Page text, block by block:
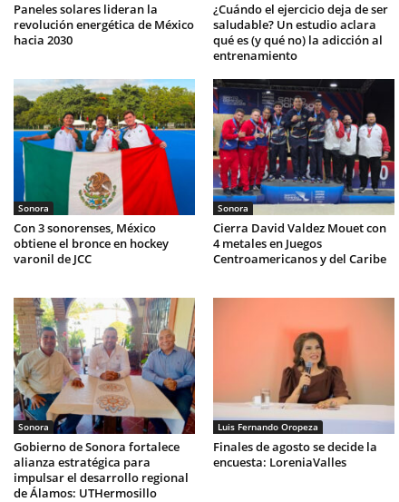
Paneles solares lideran la
revolución energética de México
hacia 2030
¿Cuándo el ejercicio deja de ser
saludable? Un estudio aclara
qué es (y qué no) la adicción al
entrenamiento
Sonora
Con 3 sonorenses, México
obtiene el bronce en hockey
varonil de JCC
Sonora
Cierra David Valdez Mouet con
4 metales en Juegos
Centroamericanos y del Caribe
Sonora
Gobierno de Sonora fortalece
alianza estratégica para
impulsar el desarrollo regional
de Álamos: UTHermosillo
Luis Fernando Oropeza
Finales de agosto se decide la
encuesta: LoreniaValles